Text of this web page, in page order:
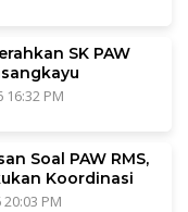
SK PAW
PM
Soal PAW RMS,
Koordinasi
PM